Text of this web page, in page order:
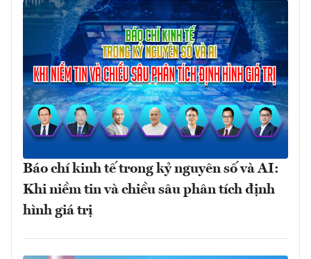
Báo chí kinh tế trong kỷ nguyên số và AI:
Khi niềm tin và chiều sâu phân tích định
hình giá trị